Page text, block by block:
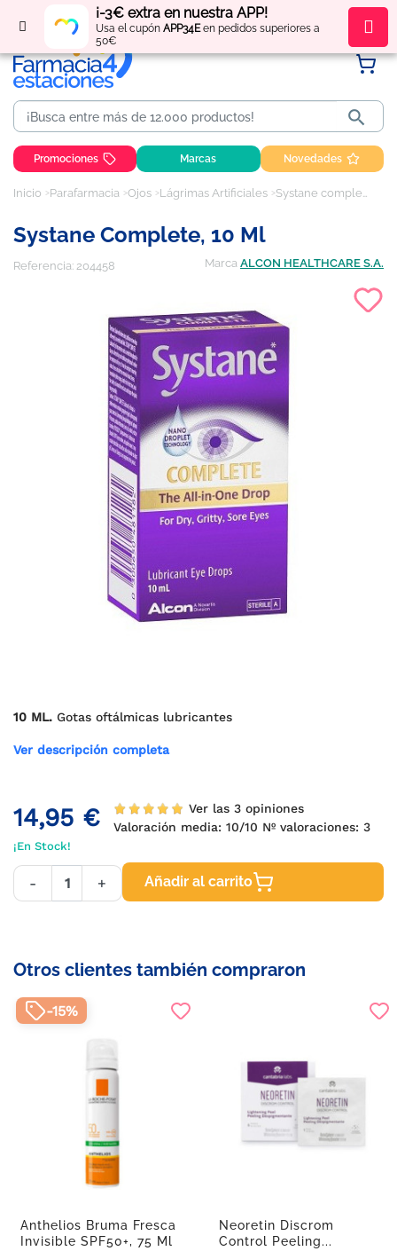
¡-3€ extra en nuestra APP!
Usa el cupón APP34Een pedidos superiores a
50€
Regístratey obténpuntos por tus compras

Promociones Marcas Novedades
Inicio Parafarmacia Ojos Lágrimas Artificiales Systane complete, 10 ml
Systane Complete, 10 Ml
Referencia: 204458 Marca ALCON HEALTHCARE S.A.
10 ML. Gotas oftálmicas lubricantes
Ver descripción completa
14,95 €
Ver las 3 opiniones
Valoración media: 10/10 Nº valoraciones: 3
¡En Stock!
- + Añadir al carrito
Otros clientes también compraron
Anthelios Bruma Fresca
Invisible SPF50+, 75 Ml
-15%
Neoretin Discrom
Control Peeling...